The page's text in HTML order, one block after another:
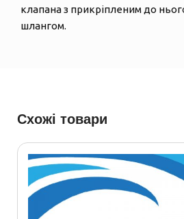
клапана з прикріпленим до
шлангом.
Схожі товари